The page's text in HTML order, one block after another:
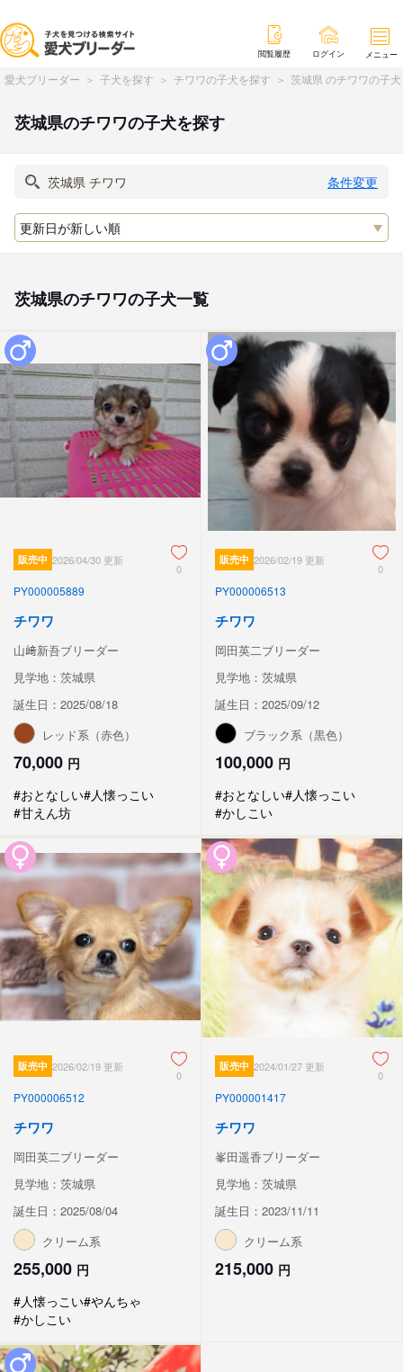
閲覧履歴 ログイン メニュー
愛犬ブリーダー 子犬を探す チワワの子犬を探す 茨城県 のチワワの子
茨城県のチワワの子犬を探す
条件変更
茨城県のチワワの子犬一覧
販売中 2026/04/30 更新
0
PY000005889
チワワ
山﨑新吾ブリーダー
見学地：茨城県
誕生日：2025/08/18
レッド系（赤色）
70,000 円
#おとなしい#人懐っこい
#甘えん坊
販売中 2026/02/19 更新
0
PY000006513
チワワ
岡田英二ブリーダー
見学地：茨城県
誕生日：2025/09/12
ブラック系（黒色）
100,000 円
#おとなしい#人懐っこい
#かしこい
販売中 2026/02/19 更新
0
PY000006512
チワワ
岡田英二ブリーダー
見学地：茨城県
誕生日：2025/08/04
クリーム系
255,000 円
#人懐っこい#やんちゃ
#かしこい
販売中 2024/01/27 更新
0
PY000001417
チワワ
峯田遥香ブリーダー
見学地：茨城県
誕生日：2023/11/11
クリーム系
215,000 円